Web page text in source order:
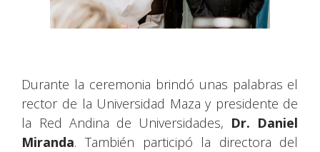
Durante la ceremonia brindó unas palabras el
rector de la Universidad Maza y presidente de
la Red Andina de Universidades, Dr. Daniel
Miranda. También participó la directora del